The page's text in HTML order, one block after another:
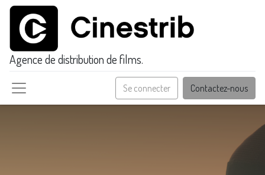
Agence de distribution de films.
Se connecter Contactez-nous